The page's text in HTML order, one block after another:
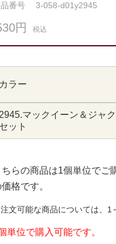
品番号 3-058-d01y2945
円 税込
カラー
2945.マックイーン＆ジャ
セット
ちらの商品は1個単位でご
格です。
文可能な商品については、1
単位で購入可能です。